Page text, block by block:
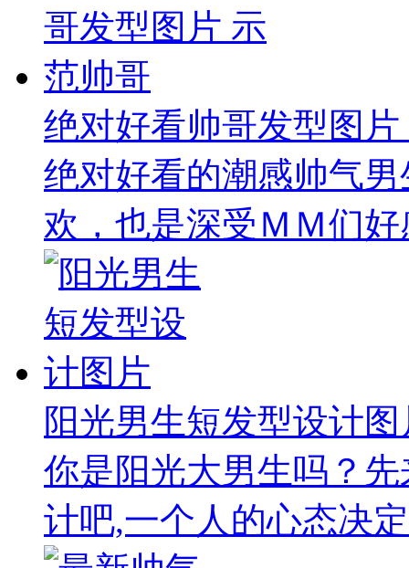
绝对好看帅哥发型图
绝对好看的潮感帅气
欢，也是深受ＭＭ们
阳光男生短发型设计图
你是阳光大男生吗？
计吧,一个人的心态决